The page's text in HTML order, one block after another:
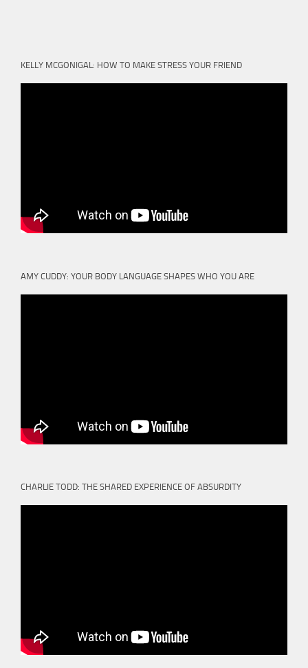
KELLY MCGONIGAL: HOW TO MAKE STRESS YOUR FRIEND
AMY CUDDY: YOUR BODY LANGUAGE SHAPES WHO YOU ARE
CHARLIE TODD: THE SHARED EXPERIENCE OF ABSURDITY